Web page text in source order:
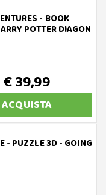
- BOOK
POTTER DIAGON
€ 39,99
ACQUISTA
- PUZZLE 3D - GOING